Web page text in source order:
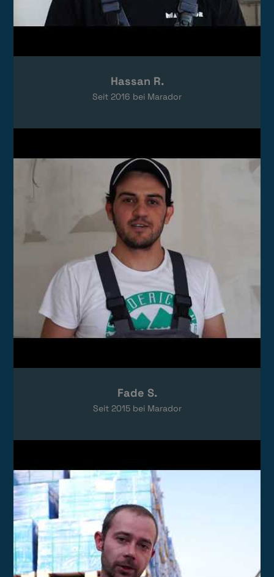
Das Video wird von YouTube eingebettet.
Datenschutzerklärungen
Hassan R.
Seit 2016 bei Marador
Das Video wird von YouTube eingebettet.
Es gelten die
Datenschutzerklärungen
Fade S.
Seit 2015bei Marador